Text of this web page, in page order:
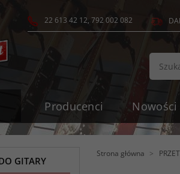
22 613 42 12, 792 002 082
Producenci Nowości
GITARY
Strona główna